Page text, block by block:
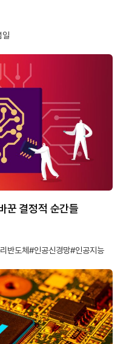
일
꾼 결정적 순간들
반도체 인공신경망 인공지능